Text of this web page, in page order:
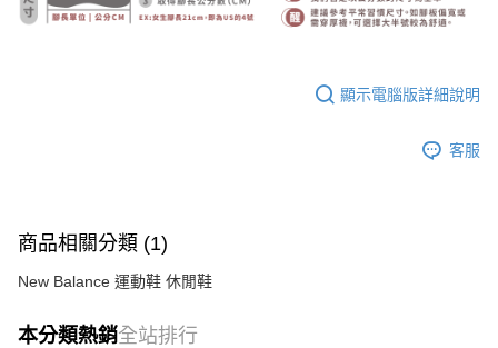
顯示電腦版詳細說明
客服
商品相關分類 (1)
New Balance 運動鞋 休閒鞋
本分類熱銷全站排行